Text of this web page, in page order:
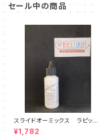
セール中の商品
スライドオーミックス ラピット
コンフォート
¥1,782